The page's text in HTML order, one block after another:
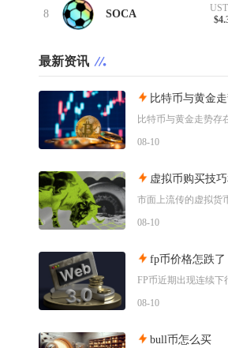
8 SOCA
最新资讯
比特币与黄金
08-10
虚拟币购买技
08-10
fp币价格怎跌了
08-10
bull币怎么买